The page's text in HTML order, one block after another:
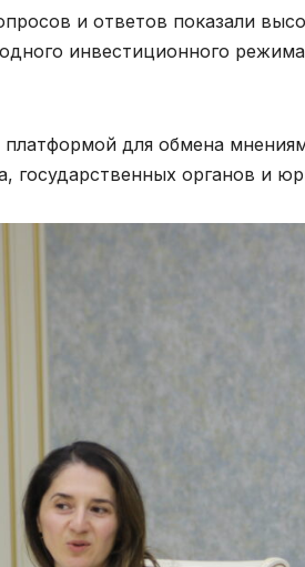
и ответов показали
инвестиционного
для обмена
государственных органов и